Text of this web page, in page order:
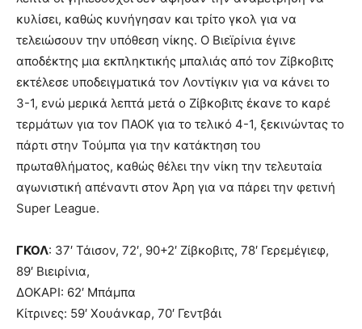
κυλίσει, καθώς κυνήγησαν και τρίτο γκολ για να
τελειώσουν την υπόθεση νίκης. Ο Βιεϊρίνια έγινε
αποδέκτης μια εκπληκτικής μπαλιάς από τον Ζίβκοβιτς
εκτέλεσε υποδειγματικά τον Λοντίγκιν για να κάνει το
3-1, ενώ μερικά λεπτά μετά ο Ζίβκοβιτς έκανε το καρέ
τερμάτων για τον ΠΑΟΚ για το τελικό 4-1, ξεκινώντας το
πάρτι στην Τούμπα για την κατάκτηση του
πρωταθλήματος, καθώς θέλει την νίκη την τελευταία
αγωνιστική απέναντι στον Άρη για να πάρει την φετινή
Super League.
ΓΚΟΛ: 37′ Τάισον, 72′, 90+2′ Ζίβκοβιτς, 78′ Γερεμέγιεφ,
89′ Βιειρίνια,
ΔΟΚΑΡΙ: 62′ Μπάμπα
Κίτρινες: 59′ Χουάνκαρ, 70′ Γεντβάι